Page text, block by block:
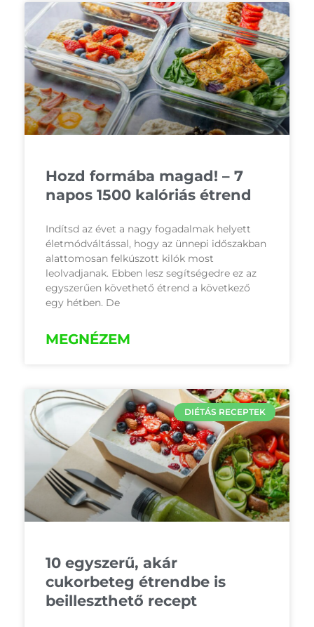
Hozd formába magad! – 7
napos 1500 kalóriás étrend
Indítsd az évet a nagy fogadalmak helyett
életmódváltással, hogy az ünnepi időszakban
alattomosan felkúszott kilók most
leolvadjanak. Ebben lesz segítségedre ez az
egyszerűen követhető étrend a következő
egy hétben. De
MEGNÉZEM
DIÉTÁS RECEPTEK
10 egyszerű, akár
cukorbeteg étrendbe is
beilleszthető recept